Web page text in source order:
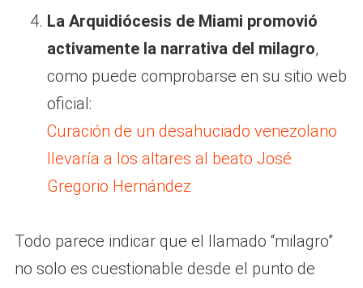
La Arquidiócesis de Miami promovió
activamente la narrativa del milagro,
como puede comprobarse en su sitio web
oficial:
Curación de un desahuciado venezolano
llevaría a los altares al beato José
Gregorio Hernández
Todo parece indicar que el llamado “milagro”
no solo es cuestionable desde el punto de